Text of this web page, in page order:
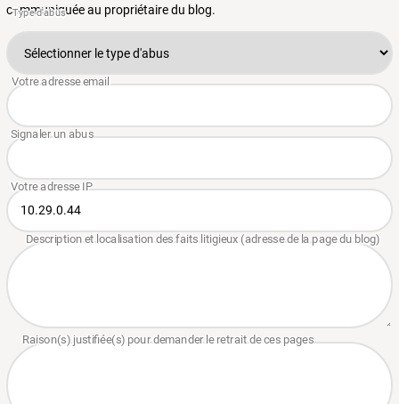
communiquée au propriétaire du blog.